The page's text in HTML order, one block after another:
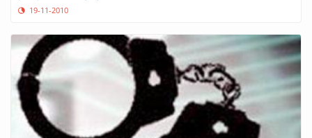
19-11-2010